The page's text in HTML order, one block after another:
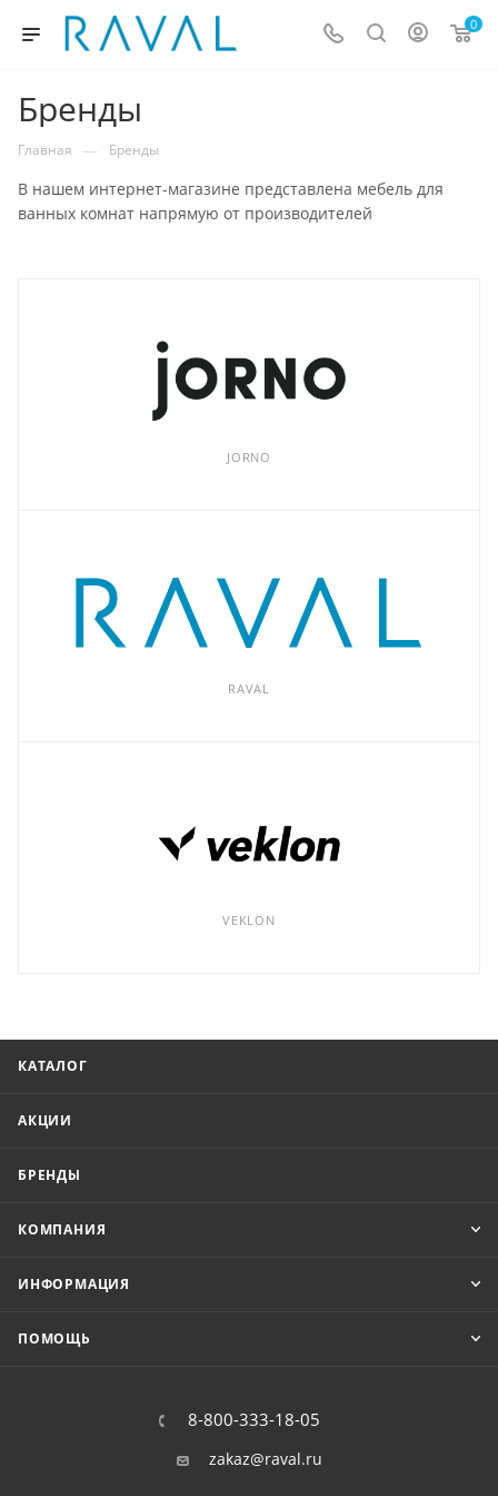
0
Бренды
Главная — Бренды
В нашем интернет-магазине представлена мебель для
ванных комнат напрямую от производителей
JORNO
RAVAL
VEKLON
КАТАЛОГ
АКЦИИ
БРЕНДЫ
КОМПАНИЯ
ИНФОРМАЦИЯ
ПОМОЩЬ
8-800-333-18-05
zakaz@raval.ru